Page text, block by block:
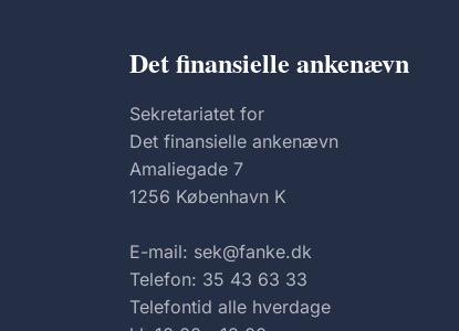
Det finansielle ankenævn
Sekretariatet for
Det finansielle ankenævn
Amaliegade 7
1256 København K
E-mail: sek@fanke.dk
Telefon: 35 43 63 33
Telefontid alle hverdage